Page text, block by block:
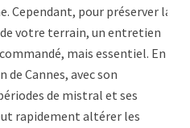
Cependant, pour préserver la
votre terrain, un entretien
mais essentiel. En
Cannes, avec son
de mistral et ses
rapidement altérer les